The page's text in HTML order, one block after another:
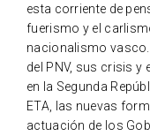
esta corriente de
fuerismo y el
nacionalismo
del PNV, sus crisis y
en la Segunda
ETA, las nuevas
actuación de los